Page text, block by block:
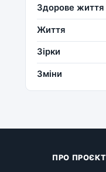
Здорове життя
Життя
Зірки
Зміни
ПРО ПРОЄКТ